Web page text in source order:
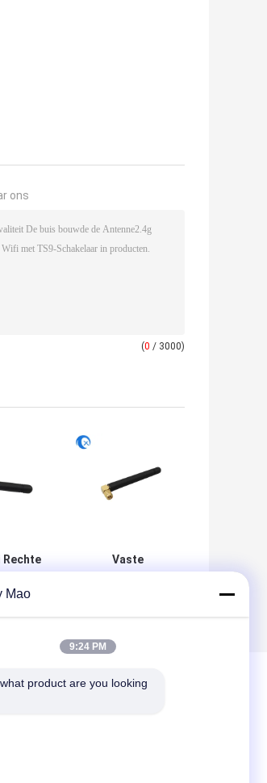
ons
(0 / 3000)
Rechte
High
Vaste
WiFi 868-900MHz
routers
Mao
9:24 PM
product are you looking